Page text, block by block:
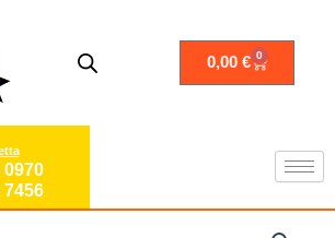
0,00€ 0
Carrello
0970
7456